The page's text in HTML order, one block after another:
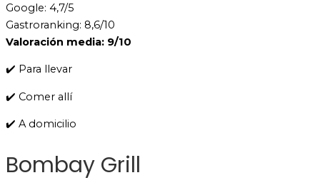
Google: 4,7/5
Gastroranking: 8,6/10
Valoración media: 9/10
✔️ Para llevar
✔️ Comer allí
✔️ A domicilio
Bombay Grill